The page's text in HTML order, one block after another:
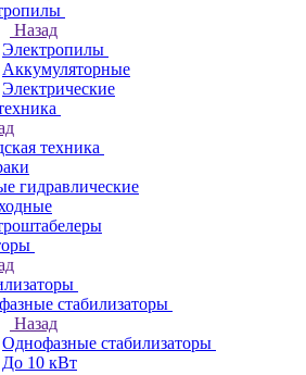
Назад
Электропилы
Аккумуляторные
Электрические
техника
гидравлические
стабилизаторы
Назад
Однофазные стабилизаторы
До 10 кВт